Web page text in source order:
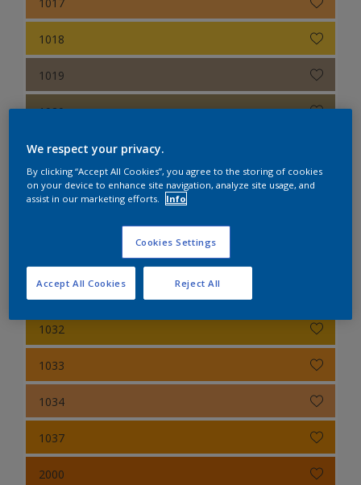
1018
1019
1020
1021
1023
1028
1032
1033
1034
1037
2000
We respect your privacy.
By clicking “Accept All Cookies”, you agree to the storing of cookies
on your device to enhance site navigation, analyze site usage, and
assist in our marketing efforts.
Info
Cookies Settings
Reject All
Accept All Cookies